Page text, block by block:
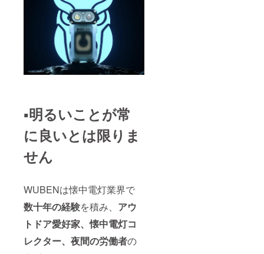
▪️明るいことが常
に良いとは限りま
せん
WUBENは懐中電灯業界で
数十年の経験を積み、 アウ
トドア愛好家、懐中電灯コ
レクター、夜間の労働者の